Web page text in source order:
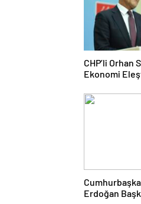
CHP’li Orhan
Ekonomi
Erdoğan